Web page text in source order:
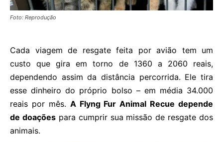
Foto: Reprodução
Cada viagem de resgate feita por avião tem um
custo que gira em torno de 1360 a 2060 reais,
dependendo assim da distância percorrida. Ele tira
esse dinheiro do próprio bolso – em média 34.000
reais por mês. A Flyng Fur Animal Recue depende
de doaçõespara cumprir sua missão de resgate dos
animais.